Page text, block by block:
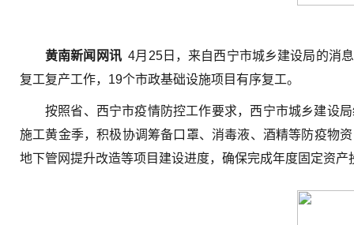
黄南新闻网讯4月25日，来自西宁市城乡建设局的消
复工复产工作，19个市政基础设施项目有序复工。
按照省、西宁市疫情防控工作要求，西宁市城乡建设
施工黄金季，积极协调筹备口罩、消毒液、酒精等防疫物
地下管网提升改造等项目建设进度，确保完成年度固定资